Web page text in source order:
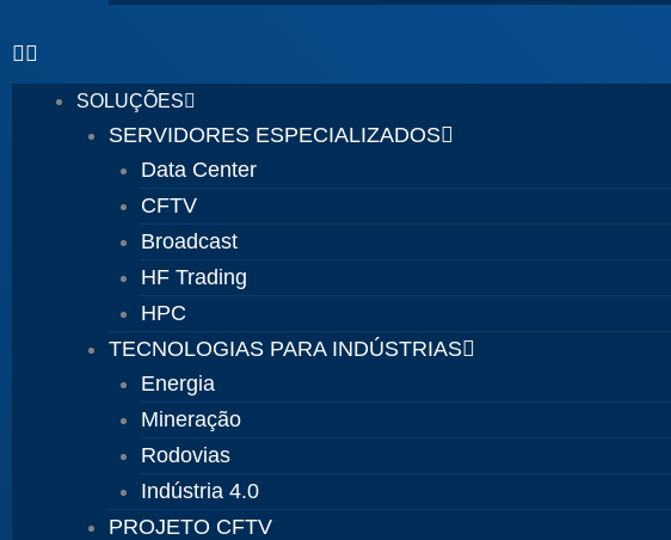
SOLUÇÕES
SERVIDORES ESPECIALIZADOS
Data Center
CFTV
Broadcast
HF Trading
HPC
TECNOLOGIAS PARA INDÚSTRIAS
Energia
Mineração
Rodovias
Indústria 4.0
PROJETO CFTV